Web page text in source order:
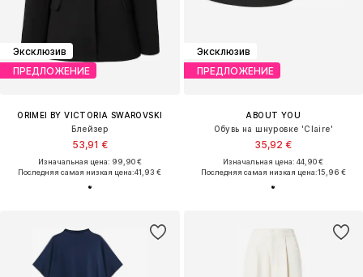
Эксклюзив
ПРЕДЛОЖЕНИЕ
ORIMEI BY VICTORIA SWAROVSKI
Блейзер
53,91 €
Изначальная цена: 99,90 €
Последняя самая низкая цена:41,93 €
Эксклюзив
ПРЕДЛОЖЕНИЕ
ABOUT YOU
Обувь на шнуровке 'Claire'
35,92 €
Изначальная цена: 44,90 €
Последняя самая низкая цена:15,96 €